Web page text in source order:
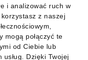
i analizować ruch w
z naszej
mogą połączyć te
od Ciebie lub
Dzięki Twojej
mobilną: